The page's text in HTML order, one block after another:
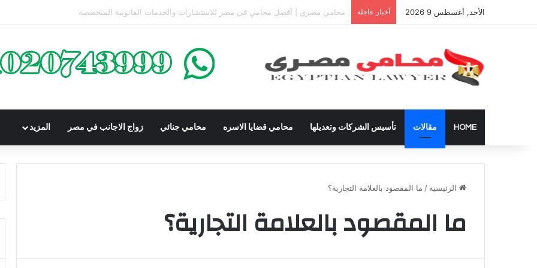
الأحد, أغسطس 9 2026 أخبار عاجلة دعوى تعيين قيم على المحكوم عليه بعقوبة سالبة للحرية | الشروط والصيغة القانونية
HOME مقالات تأسيس الشركات وتعديلها محامي قضايا الاسره محامي جنائي زواج الاجانب في مصر المزيد
الرئيسية / ما المقصود بالعلامة التجارية؟
ما المقصود بالعلامة التجارية؟